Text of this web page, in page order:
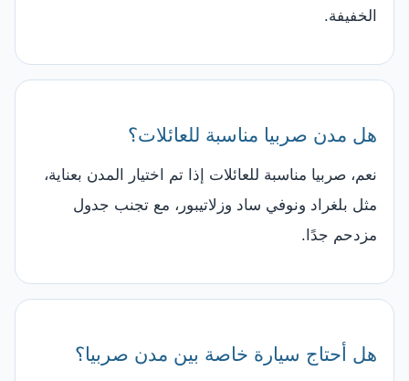
الخفيفة.
هل مدن صربيا مناسبة للعائلات؟
نعم، صربيا مناسبة للعائلات إذا تم اختيار المدن بعناية،
مثل بلغراد ونوفي ساد وزلاتيبور، مع تجنب جدول
مزدحم جدًا.
هل أحتاج سيارة خاصة بين مدن صربيا؟